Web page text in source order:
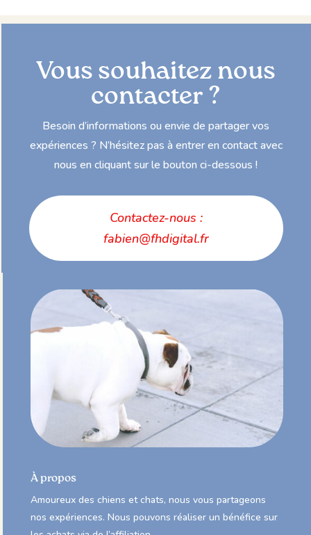
Vous souhaitez nous
contacter ?
Besoin d’informations ou envie de partager vos
expériences ? N’hésitez pas à entrer en contact avec
nous en cliquant sur le bouton ci-dessous !
Contactez-nous :
fabien@fhdigital.fr
À propos
Amoureux des chiens et chats, nous vous partageons
nos expériences. Nous pouvons réaliser un bénéfice sur